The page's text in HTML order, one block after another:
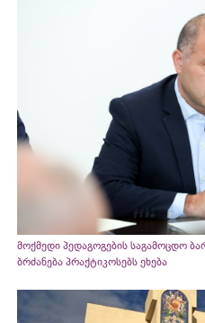
მოქმედი პედაგოგების საგამოცდო
ბრძანება პრაქტიკოსებს ეხება